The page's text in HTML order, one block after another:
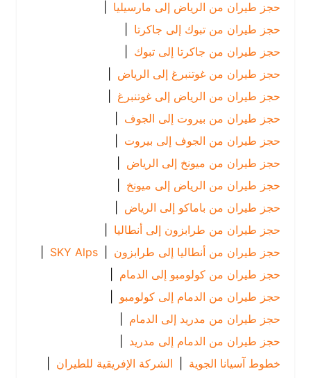
حجز طيران من الرياض إلى مارسيليا |
حجز طيران من تبوك إلى جاكرتا
|
حجز طيران من جاكرتا إلى تبوك
|
حجز طيران من غوتنبرغ إلى الرياض
|
حجز طيران من الرياض إلى غوتنبرغ |
حجز طيران من بيروت إلى الجوف |
حجز طيران من الجوف إلى بيروت
|
حجز طيران من ميونخ إلى الرياض
|
حجز طيران من الرياض إلى ميونخ |
حجز طيران من باماكو إلى الرياض
|
حجز طيران من طرابزون إلى أنطاليا
|
حجز طيران من أنطاليا إلى طرابزون |
SKY Alps
|
حجز طيران من كولومبو إلى الدمام
|
حجز طيران من الدمام إلى كولومبو |
حجز طيران من مدريد إلى الدمام
|
حجز طيران من الدمام إلى مدريد |
خطوط آسيانا الجوية
| الشركة الإفريقية للطيران |